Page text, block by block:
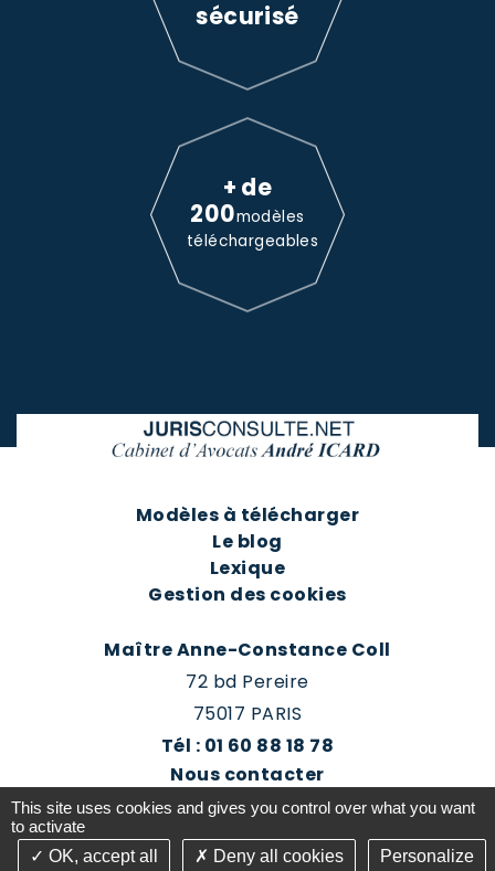
sécurisé
+ de
200modèles
téléchargeables
Modèles à télécharger
Le blog
Lexique
Gestion des cookies
Maître Anne-Constance Coll
72 bd Pereire
75017 PARIS
Tél : 01 60 88 18 78
Nous contacter
Prendre rendez-vous
This site uses cookies and gives you control over what you want
to activate
OK, accept all
Deny all cookies Personalize